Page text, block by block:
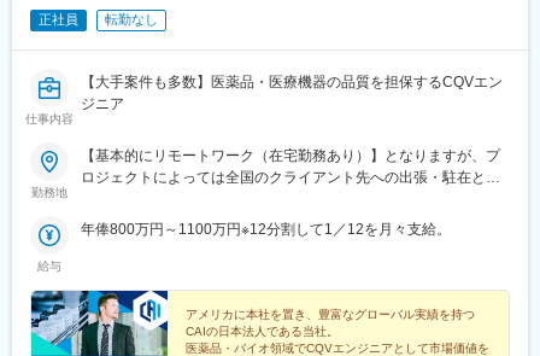
正社員 転勤なし
仕事内容
【大手案件も多数】医薬品・医療機器の品質を担保するCQVエン
ジニア
勤務地
【基本的にリモートワーク（在宅勤務あり）】となりますが、プ
ロジェクトによっては全国のクライアント先への出張・駐在とな
慮の上決定いたします。
給与
年俸800万円～1100万円※12分割して1／12を月々支給。
アメリカに本社を置き、豊富なグローバル実績を持つ
CAIの日本法人である当社。
医薬品・バイオ領域でCQVエンジニアとして市場価値を